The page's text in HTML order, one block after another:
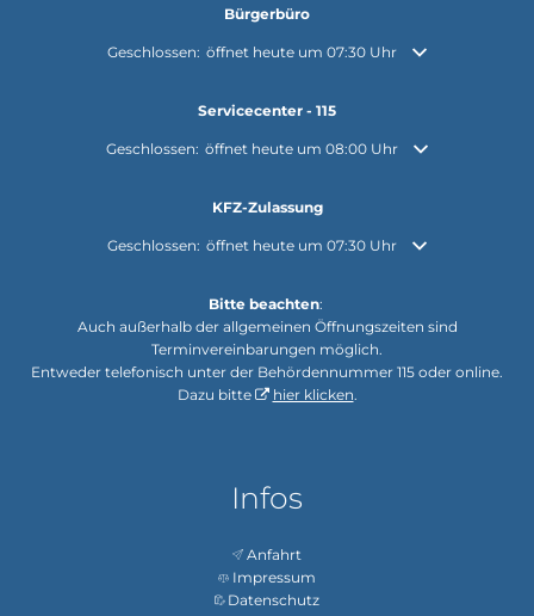
Bürgerbüro
Klicken, um weitere Öffnungs- oder Schließzeiten
Geschlossen: öffnet heute um 07:30 Uhr
Servicecenter - 115
Klicken, um weitere Öffnungs- oder Schließzeiten
Geschlossen: öffnet heute um 08:00 Uhr
KFZ-Zulassung
Klicken, um weitere Öffnungs- oder Schließzeiten
Geschlossen: öffnet heute um 07:30 Uhr
Bitte beachten:
Auch außerhalb der allgemeinen Öffnungszeiten sind
Terminvereinbarungen möglich.
Entweder telefonisch unter der Behördennummer 115 oder online.
Dazu bitte
hier klicken.
Infos
Anfahrt
Impressum
Datenschutz